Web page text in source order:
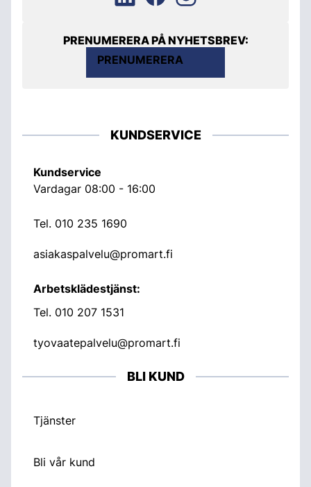
PRENUMERERA PÅ NYHETSBREV:
PRENUMERERA
KUNDSERVICE
Kundservice
Vardagar 08:00 - 16:00
Tel. 010 235 1690
asiakaspalvelu@promart.fi
Arbetsklädestjänst:
Tel. 010 207 1531
tyovaatepalvelu@promart.fi
BLI KUND
Tjänster
Bli vår kund